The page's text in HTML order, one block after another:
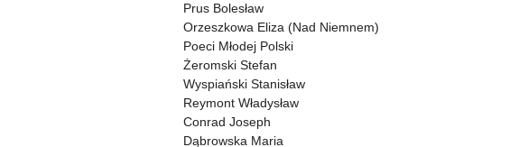
Prus Bolesław
Orzeszkowa Eliza (Nad Niemnem)
Poeci Młodej Polski
Żeromski Stefan
Wyspiański Stanisław
Reymont Władysław
Conrad Joseph
Dąbrowska Maria